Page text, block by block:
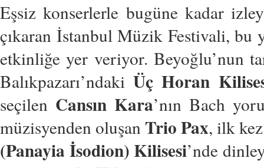
Eşsiz konserlerle bugüne kadar
çıkaran İstanbul Müzik Festivali, bu
etkinliğe yer veriyor. Beyoğlu’nun
Balıkpazarı’ndakiÜç Horan
seçilen Cansın Kara’nın Bach
müzisyenden oluşan Trio Pax, ilk
(Panayia İsodion) Kilisesi’nde